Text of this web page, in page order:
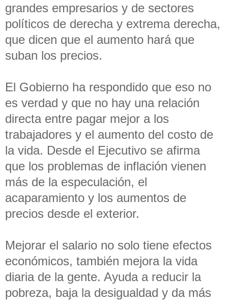
grandes empresarios y de sectores
políticos de derecha y extrema derecha,
que dicen que el aumento hará que
suban los precios.
El Gobierno ha respondido que eso no
es verdad y que no hay una relación
directa entre pagar mejor a los
trabajadores y el aumento del costo de
la vida. Desde el Ejecutivo se afirma
que los problemas de inflación vienen
más de la especulación, el
acaparamiento y los aumentos de
precios desde el exterior.
Mejorar el salario no solo tiene efectos
económicos, también mejora la vida
diaria de la gente. Ayuda a reducir la
pobreza, baja la desigualdad y da más